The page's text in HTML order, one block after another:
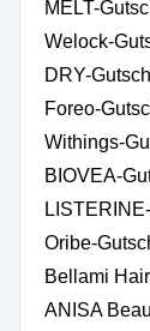
MELT-
Welock-
DRY-
Foreo-
Withings-
BIOVEA-
Oribe-
Bellami
ANISA